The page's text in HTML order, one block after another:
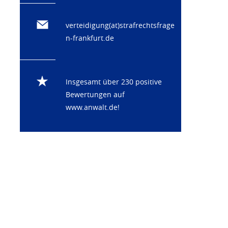
verteidigung(at)strafrechtsfrage
n-frankfurt.de
Insgesamt über 230 positive
Bewertungen auf
www.anwalt.de!